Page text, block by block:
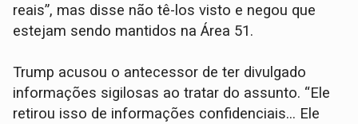
reais”, mas disse não tê-los visto e negou que
estejam sendo mantidos na Área 51.
Trump acusou o antecessor de ter divulgado
informações sigilosas ao tratar do assunto. “Ele
retirou isso de informações confidenciais... Ele